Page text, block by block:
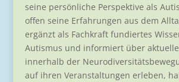
seine persönliche Perspektive als
offen seine Erfahrungen aus dem
ergänzt als Fachkraft fundiertes
Autismus und informiert über
innerhalb der
auf ihren Veranstaltungen erleben,